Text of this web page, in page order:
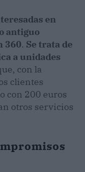
en
antiguo
360. Se trata de
a unidades
con la
clientes
con 200 euros
otros servicios